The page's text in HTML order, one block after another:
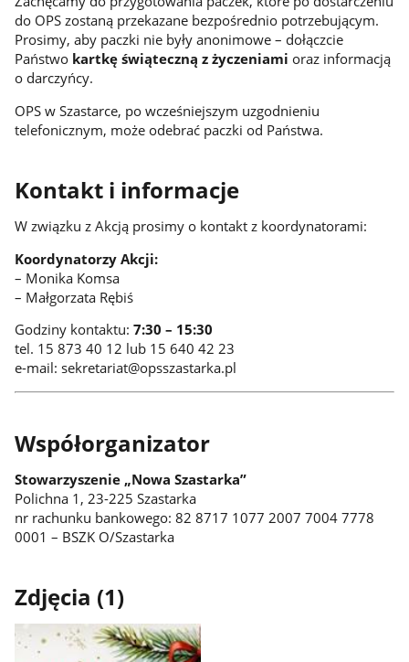
do OPS zostaną przekazane bezpośrednio potrzebującym.
Prosimy, aby paczki nie były anonimowe – dołączcie
Państwo kartkę świąteczną z życzeniami oraz informacją
o darczyńcy.
OPS w Szastarce, po wcześniejszym uzgodnieniu
telefonicznym, może odebrać paczki od Państwa.
Kontakt i informacje
W związku z Akcją prosimy o kontakt z koordynatorami:
Koordynatorzy Akcji:
– Monika Komsa
– Małgorzata Rębiś
Godziny kontaktu: 7:30 – 15:30
tel. 15 873 40 12 lub 15 640 42 23
e-mail: sekretariat@opsszastarka.pl
Współorganizator
Stowarzyszenie „Nowa Szastarka”
Polichna 1, 23-225 Szastarka
nr rachunku bankowego: 82 8717 1077 2007 7004 7778
0001 – BSZK O/Szastarka
Zdjęcia (1)